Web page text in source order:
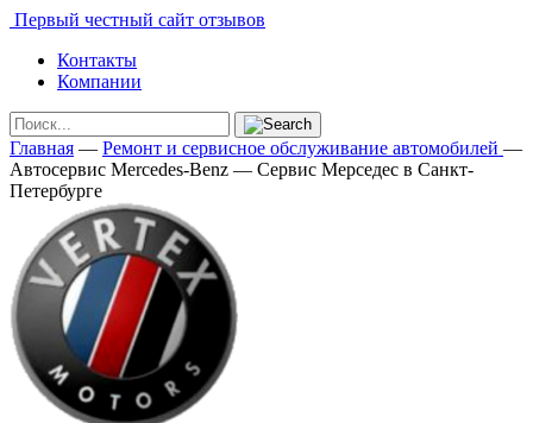
Первый честный сайт отзывов
Контакты
Компании
Главная — Ремонт и сервисное обслуживание автомобилей —
Автосервис Mercedes-Benz — Сервис Мерседес в Санкт-
Петербурге